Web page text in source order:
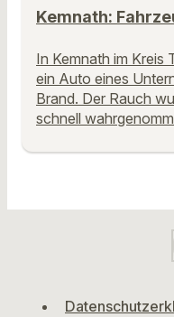
Kemnath:
In Kemnath im Kreis
ein Auto eines
Brand. Der Rauch
schnell